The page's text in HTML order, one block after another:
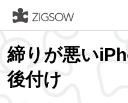
締りが悪い
後付け